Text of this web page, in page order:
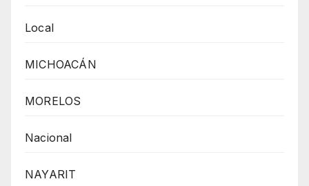
Local
MICHOACÁN
MORELOS
Nacional
NAYARIT